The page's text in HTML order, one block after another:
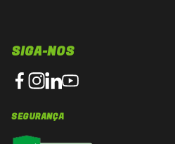
SIGA-NOS
SEGURANÇA